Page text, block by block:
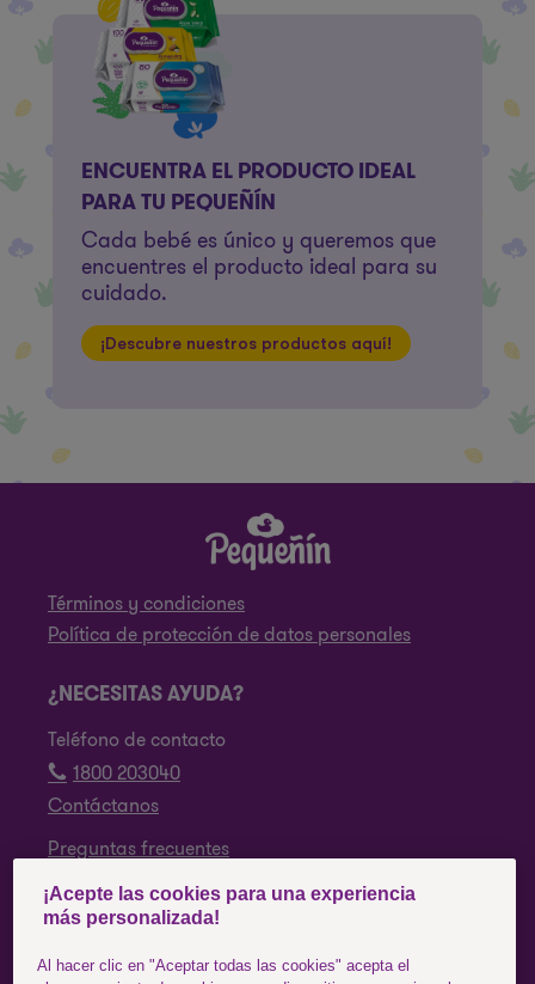
ENCUENTRA EL PRODUCTO IDEAL
PARA TU PEQUEÑÍN
Cada bebé es único y queremos que
encuentres el producto ideal para su
cuidado.
¡Descubre nuestros productos aquí!
Términos y condiciones
Política de protección de datos personales
¿NECESITAS AYUDA?
Teléfono de contacto
1800 203040
Contáctanos
Preguntas frecuentes
SÍGUENOS
Facebook
¡Acepte las cookies para una experiencia
más personalizada!
Al hacer clic en "Aceptar todas las cookies" acepta el